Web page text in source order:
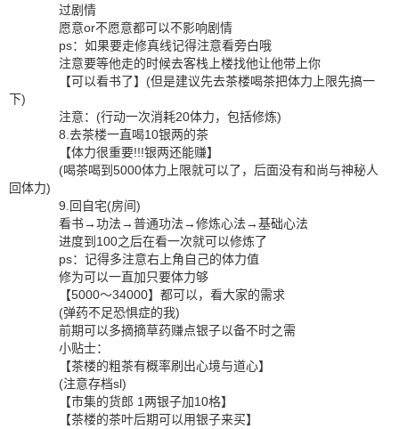
过剧情
愿意or不愿意都可以不影响剧情
ps：如果要走修真线记得注意看旁白哦
注意要等他走的时候去客栈上楼找他让他带上你
【可以看书了】(但是建议先去茶楼喝茶把体力上限先搞一
下)
注意：(行动一次消耗20体力，包括修炼)
8.去茶楼一直喝10银两的茶
【体力很重要!!!银两还能赚】
(喝茶喝到5000体力上限就可以了，后面没有和尚与神秘人
回体力)
9.回自宅(房间)
看书→功法→普通功法→修炼心法→基础心法
进度到100之后在看一次就可以修炼了
ps：记得多注意右上角自己的体力值
修为可以一直加只要体力够
【5000～34000】都可以，看大家的需求
(弹药不足恐惧症的我)
前期可以多摘摘草药赚点银子以备不时之需
小贴士：
【茶楼的粗茶有概率刷出心境与道心】
(注意存档sl)
【市集的货郎 1两银子加10格】
【茶楼的茶叶后期可以用银子来买】